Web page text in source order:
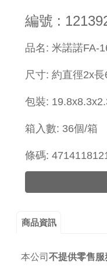
編號 :
品名: 米諾諾FA-
尺寸: 約直徑2x
包裝: 19.8x
箱入數: 36個/箱
條碼:
商品資訊
本公司 不提供零售服